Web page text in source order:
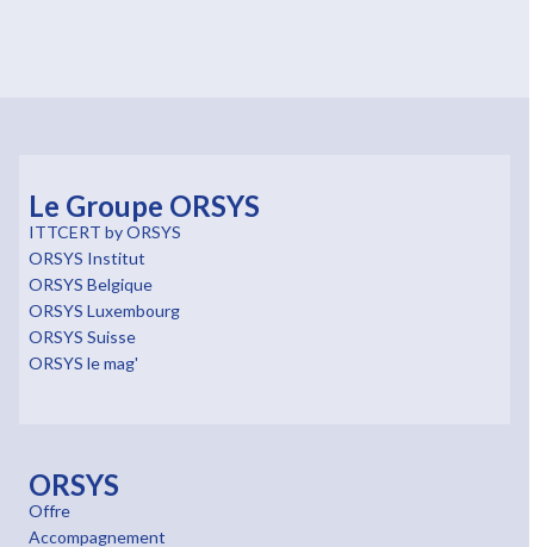
Le Groupe ORSYS
ITTCERT by ORSYS
ORSYS Institut
ORSYS Belgique
ORSYS Luxembourg
ORSYS Suisse
ORSYS le mag'
ORSYS
Offre
Accompagnement